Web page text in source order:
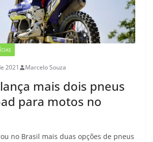
2021 Marcelo Souza
mais dois pneus
para motos no
no Brasil mais duas opções de pneus